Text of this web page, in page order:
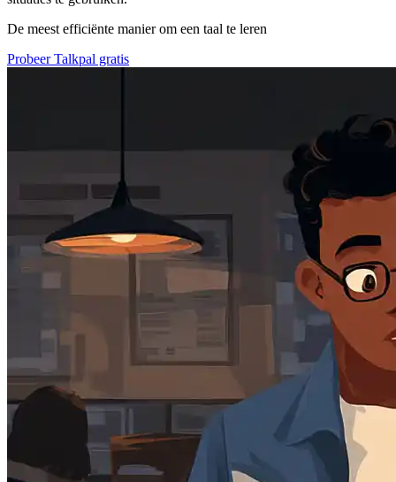
De meest efficiënte manier om een taal te leren
Probeer Talkpal gratis